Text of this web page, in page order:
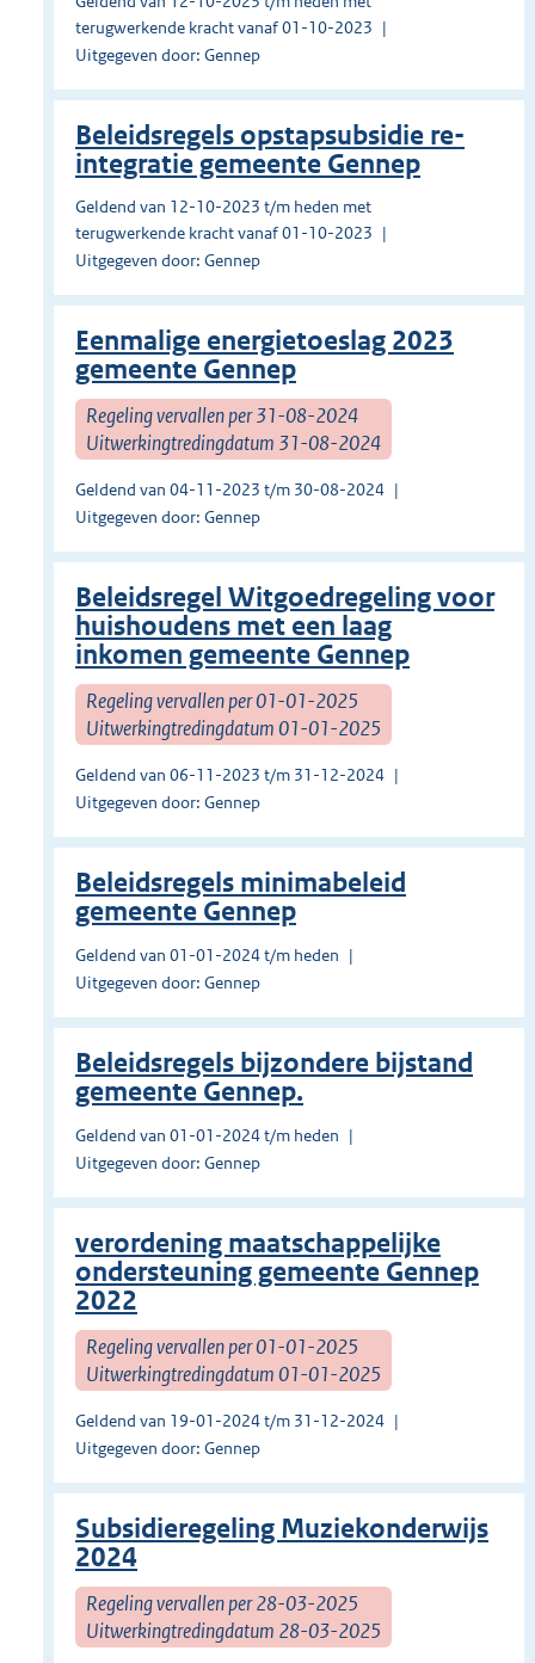
terugwerkende kracht vanaf 01-10-2023
Uitgegeven door: Gennep
Beleidsregels opstapsubsidie re-
integratie gemeente Gennep
Geldend van 12-10-2023 t/m heden met
terugwerkende kracht vanaf 01-10-2023
Uitgegeven door: Gennep
Eenmalige energietoeslag 2023
gemeente Gennep
Regeling vervallen per 31-08-2024
Uitwerkingtredingdatum 31-08-2024
Geldend van 04-11-2023 t/m 30-08-2024
Uitgegeven door: Gennep
Beleidsregel Witgoedregeling voor
huishoudens met een laag
inkomen gemeente Gennep
Regeling vervallen per 01-01-2025
Uitwerkingtredingdatum 01-01-2025
Geldend van 06-11-2023 t/m 31-12-2024
Uitgegeven door: Gennep
Beleidsregels minimabeleid
gemeente Gennep
Geldend van 01-01-2024 t/m heden
Uitgegeven door: Gennep
Beleidsregels bijzondere bijstand
gemeente Gennep.
Geldend van 01-01-2024 t/m heden
Uitgegeven door: Gennep
verordening maatschappelijke
ondersteuning gemeente Gennep
2022
Regeling vervallen per 01-01-2025
Uitwerkingtredingdatum 01-01-2025
Geldend van 19-01-2024 t/m 31-12-2024
Uitgegeven door: Gennep
Subsidieregeling Muziekonderwijs
2024
Regeling vervallen per 28-03-2025
Uitwerkingtredingdatum 28-03-2025